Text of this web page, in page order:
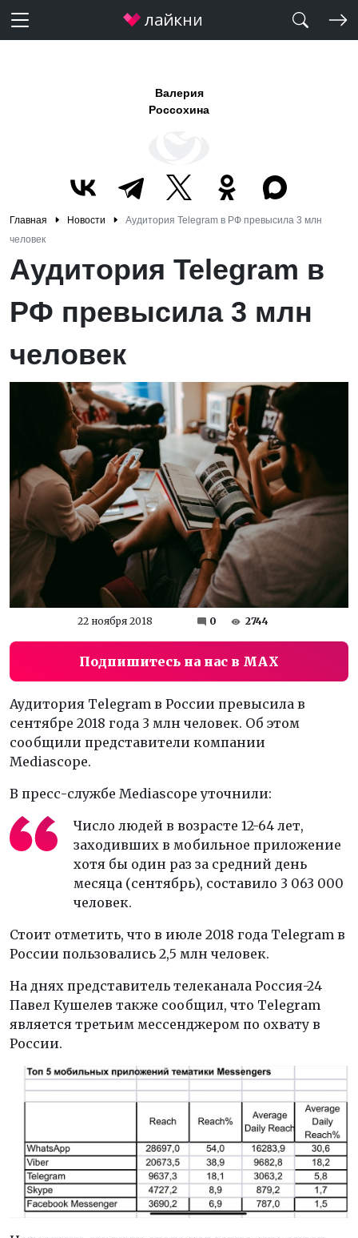
Валерия
Россохина
Главная Новости
Аудитория Telegram в РФ превысила 3 млн
человек
Аудитория Telegram в
РФ превысила 3 млн
человек
22 ноября 2018 0 2744
Подпишитесь на нас в MAX
Аудитория Telegram в России превысила в
сентябре 2018 года 3 млн человек. Об этом
сообщили представители компании
Mediascope.
В пресс-службе Mediascope уточнили:
Число людей в возрасте 12-64 лет,
заходивших в мобильное приложение
хотя бы один раз за средний день
месяца (сентябрь), составило 3 063 000
человек.
Стоит отметить, что в июле 2018 года Telegram в
России пользовались 2,5 млн человек.
На днях представитель телеканала Россия-24
Павел Кушелев также сообщил, что Telegram
является третьим мессенджером по охвату в
России.